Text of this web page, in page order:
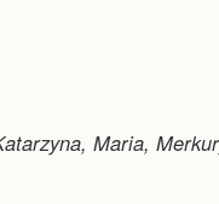
Maria,